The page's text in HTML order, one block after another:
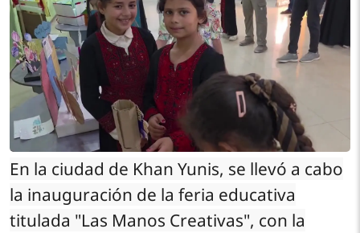
En la ciudad de Khan Yunis, se llevó a cabo
la inauguración de la feria educativa
titulada "Las Manos Creativas", con la